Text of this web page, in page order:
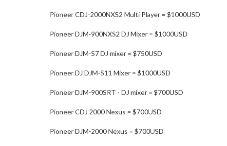
Pioneer CDJ-2000NXS2 Multi Player = $1000USD
Pioneer DJM-900NXS2 DJ Mixer = $1000USD
Pioneer DJM-S7 DJ mixer = $750USD
Pioneer DJ DJM-S11 Mixer = $1000USD
Pioneer DJM-900SRT - DJ mixer = $700USD
Pioneer CDJ 2000 Nexus = $700USD
Pioneer DJM-2000 Nexus = $700USD